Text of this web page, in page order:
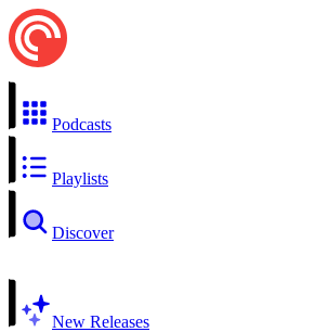
Podcasts
Playlists
Discover
New Releases